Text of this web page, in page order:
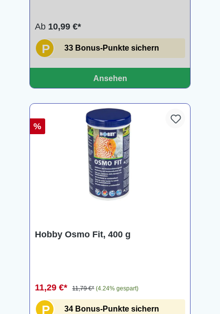
Ab 10,99 €*
P 33 Bonus-Punkte sichern
Ansehen
%
Hobby Osmo Fit, 400 g
11,29 €* 11,79 €* (4.24% gespart)
P 34 Bonus-Punkte sichern